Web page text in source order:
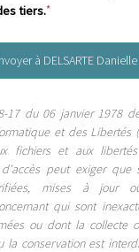
tiers.*
17 du 06 janvier 1978
et des Libertés
fichiers et aux
peut exiger que
mises à jour
qui sont
ou dont la collecte
la conservation est